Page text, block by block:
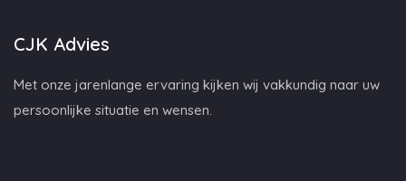
CJK Advies
Met onze jarenlange ervaring kijken wij vakkundig naar uw
persoonlijke situatie en wensen.